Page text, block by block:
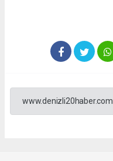
www.denizli20haber.com